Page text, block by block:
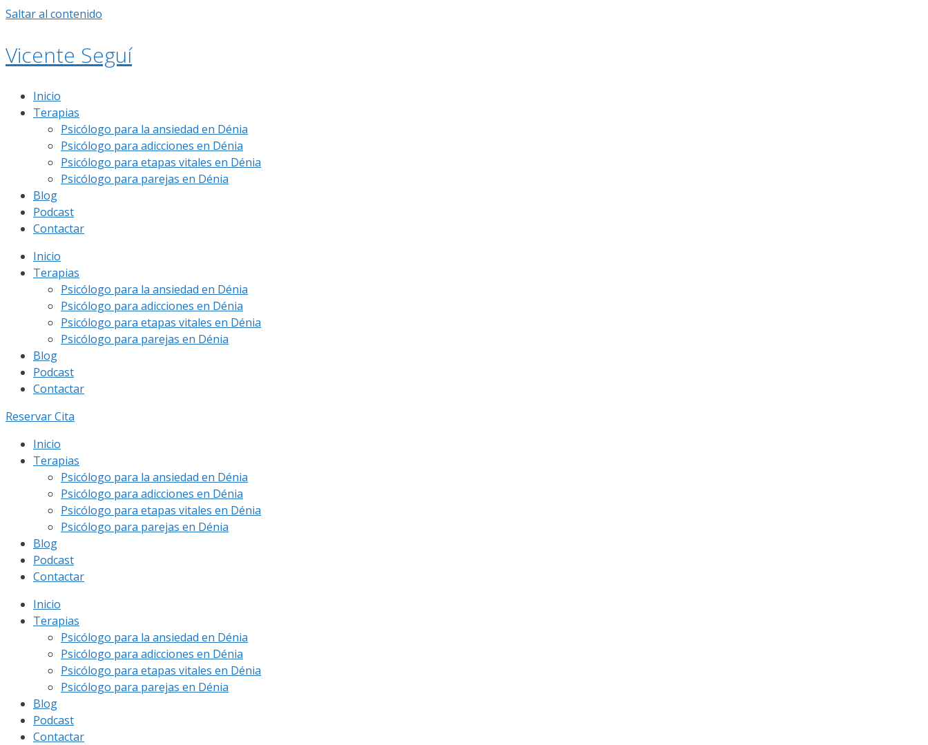
Saltar al contenido
Vicente Seguí
Inicio
Terapias
Psicólogo para la ansiedad en Dénia
Psicólogo para adicciones en Dénia
Psicólogo para etapas vitales en Dénia
Psicólogo para parejas en Dénia
Blog
Podcast
Contactar
Inicio
Terapias
Psicólogo para la ansiedad en Dénia
Psicólogo para adicciones en Dénia
Psicólogo para etapas vitales en Dénia
Psicólogo para parejas en Dénia
Blog
Podcast
Contactar
Reservar Cita
Inicio
Terapias
Psicólogo para la ansiedad en Dénia
Psicólogo para adicciones en Dénia
Psicólogo para etapas vitales en Dénia
Psicólogo para parejas en Dénia
Blog
Podcast
Contactar
Inicio
Terapias
Psicólogo para la ansiedad en Dénia
Psicólogo para adicciones en Dénia
Psicólogo para etapas vitales en Dénia
Psicólogo para parejas en Dénia
Blog
Podcast
Contactar